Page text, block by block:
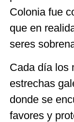
Colonia fue
que en
seres
Cada día los
estrechas
donde se
favores y